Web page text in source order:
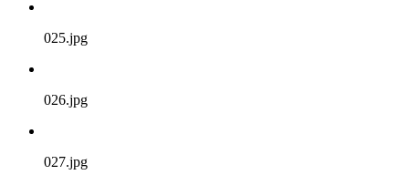
025.jpg
026.jpg
027.jpg